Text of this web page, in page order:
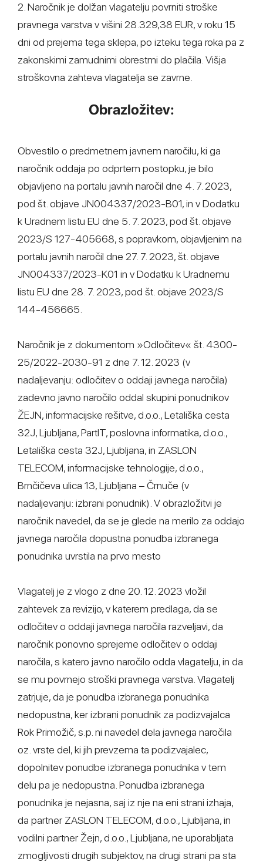
2. Naročnik je dolžan vlagatelju povrniti stroške
pravnega varstva v višini 28.329,38 EUR, v roku 15
dni od prejema tega sklepa, po izteku tega roka pa z
zakonskimi zamudnimi obrestmi do plačila. Višja
stroškovna zahteva vlagatelja se zavrne.
Obrazložitev:
Obvestilo o predmetnem javnem naročilu, ki ga
naročnik oddaja po odprtem postopku, je bilo
objavljeno na portalu javnih naročil dne 4. 7. 2023,
pod št. objave JN004337/2023-B01, in v Dodatku
k Uradnem listu EU dne 5. 7. 2023, pod št. objave
2023/S 127-405668, s popravkom, objavljenim na
portalu javnih naročil dne 27. 7. 2023, št. objave
JN004337/2023-K01 in v Dodatku k Uradnemu
listu EU dne 28. 7. 2023, pod št. objave 2023/S
144-456665.
Naročnik je z dokumentom »Odločitev« št. 4300-
25/2022-2030-91 z dne 7. 12. 2023 (v
nadaljevanju: odločitev o oddaji javnega naročila)
zadevno javno naročilo oddal skupini ponudnikov
ŽEJN, informacijske rešitve, d.o.o., Letališka cesta
32J, Ljubljana, PartIT, poslovna informatika, d.o.o.,
Letališka cesta 32J, Ljubljana, in ZASLON
TELECOM, informacijske tehnologije, d.o.o.,
Brnčičeva ulica 13, Ljubljana – Črnuče (v
nadaljevanju: izbrani ponudnik). V obrazložitvi je
naročnik navedel, da se je glede na merilo za oddajo
javnega naročila dopustna ponudba izbranega
ponudnika uvrstila na prvo mesto
Vlagatelj je z vlogo z dne 20. 12. 2023 vložil
zahtevek za revizijo, v katerem predlaga, da se
odločitev o oddaji javnega naročila razveljavi, da
naročnik ponovno sprejeme odločitev o oddaji
naročila, s katero javno naročilo odda vlagatelju, in da
se mu povrnejo stroški pravnega varstva. Vlagatelj
zatrjuje, da je ponudba izbranega ponudnika
nedopustna, ker izbrani ponudnik za podizvajalca
Rok Primožič, s.p. ni navedel dela javnega naročila
oz. vrste del, ki jih prevzema ta podizvajalec,
dopolnitev ponudbe izbranega ponudnika v tem
delu pa je nedopustna. Ponudba izbranega
ponudnika je nejasna, saj iz nje na eni strani izhaja,
da partner ZASLON TELECOM, d.o.o., Ljubljana, in
vodilni partner Žejn, d.o.o., Ljubljana, ne uporabljata
zmogljivosti drugih subjektov, na drugi strani pa sta